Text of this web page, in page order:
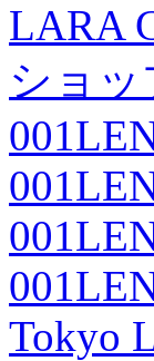
LARA
ショ
Tokyo